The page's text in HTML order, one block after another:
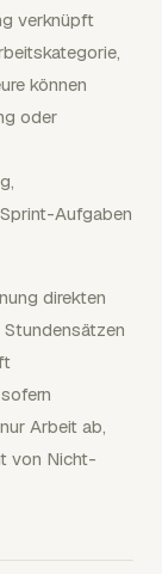
verknüpft
können
oder
Aufgaben
direkten
Arbeit ab,
von Nicht-